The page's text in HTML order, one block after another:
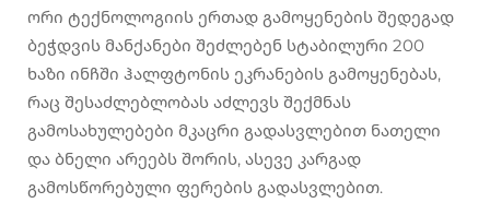
ორი ტექნოლოგიის ერთად გამოყენების შედეგად
ბეჭდვის მანქანები შეძლებენ სტაბილური 200
ხაზი ინჩში ჰალფტონის ეკრანების გამოყენებას,
რაც შესაძლებლობას აძლევს შექმნას
გამოსახულებები მკაცრი გადასვლებით ნათელი
და ბნელი არეებს შორის, ასევე კარგად
გამოსწორებული ფერების გადასვლებით.